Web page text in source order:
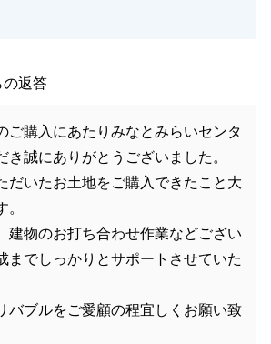
の返答
ご購入にあたりみなとみらいセンタ
き誠にありがとうございました。
だいたお土地をご購入できたこと大
建物のお打ち合わせ作業などござい
までしっかりとサポートさせていた
バブルをご愛顧の程宜しくお願い致